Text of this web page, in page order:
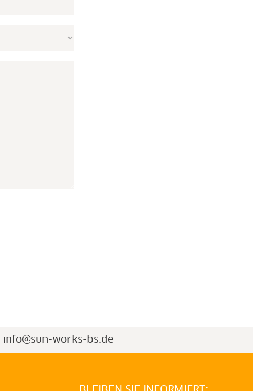
info@sun-works-bs.de